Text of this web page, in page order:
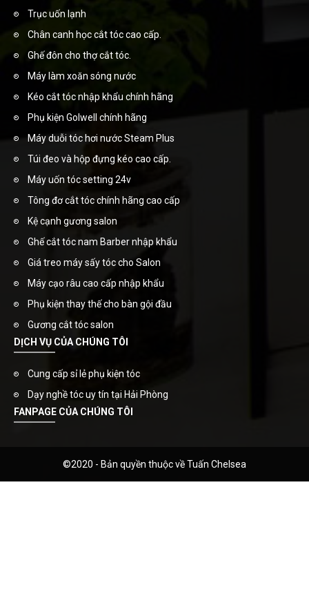
Trục uốn lạnh
Chân canh học cắt tóc cao cấp.
Ghế đôn cho thợ cắt tóc.
Máy làm xoăn sóng nước
Kéo cắt tóc nhập khẩu chính hãng
Phụ kiện Golwell chính hãng
Máy duỗi tóc hơi nước Steam Plus
Túi đeo và hộp đựng kéo cao cấp.
Máy uốn tóc setting 24v
Tông đơ cắt tóc chính hãng cao cấp
Kệ cạnh gương salon
Ghế cắt tóc nam Barber nhập khẩu
Giá treo máy sấy tóc cho Salon
Máy cạo râu cao cấp nhập khẩu
Phụ kiện thay thế cho bàn gội đầu
Gương cắt tóc salon
DỊCH VỤ CỦA CHÚNG TÔI
Cung cấp sỉ lẻ phụ kiện tóc
Dạy nghề tóc uy tín tại Hải Phòng
FANPAGE CỦA CHÚNG TÔI
©2020 - Bản quyền thuộc về Tuấn Chelsea